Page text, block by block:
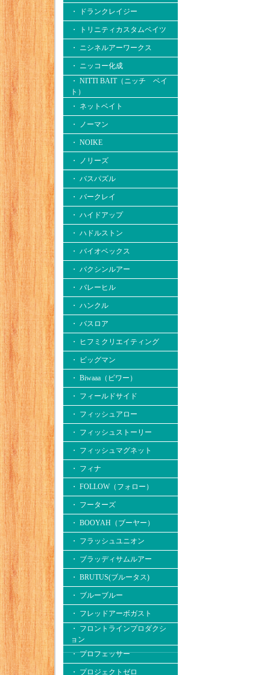
・ ドランクレイジー
・ トリニティカスタムベイツ
・ ニシネルアーワークス
・ ニッコー化成
・ NITTI BAIT（ニッチ ベイ
ト）
・ ネットベイト
・ ノーマン
・ NOIKE
・ ノリーズ
・ バスパズル
・ バークレイ
・ ハイドアップ
・ ハドルストン
・ バイオベックス
・ バクシンルアー
・ バレーヒル
・ ハンクル
・ バスロア
・ ヒフミクリエイティング
・ ビッグマン
・ Biwaaa（ビワー）
・ フィールドサイド
・ フィッシュアロー
・ フィッシュストーリー
・ フィッシュマグネット
・ フィナ
・ FOLLOW（フォロー）
・ フーターズ
・ BOOYAH（ブーヤー）
・ フラッシュユニオン
・ ブラッディサムルアー
・ BRUTUS(ブルータス)
・ ブルーブルー
・ フレッドアーボガスト
・ フロントラインプロダクシ
ョン
・ プロフェッサー
・ プロジェクトゼロ